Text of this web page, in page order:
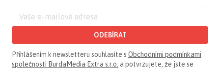
ODEBÍRAT
Přihlášením k newsletteru souhlasíte s Obchodními podmínkami
společnosti BurdaMedia Extra s.r.o. a potvrzujete, že jste se